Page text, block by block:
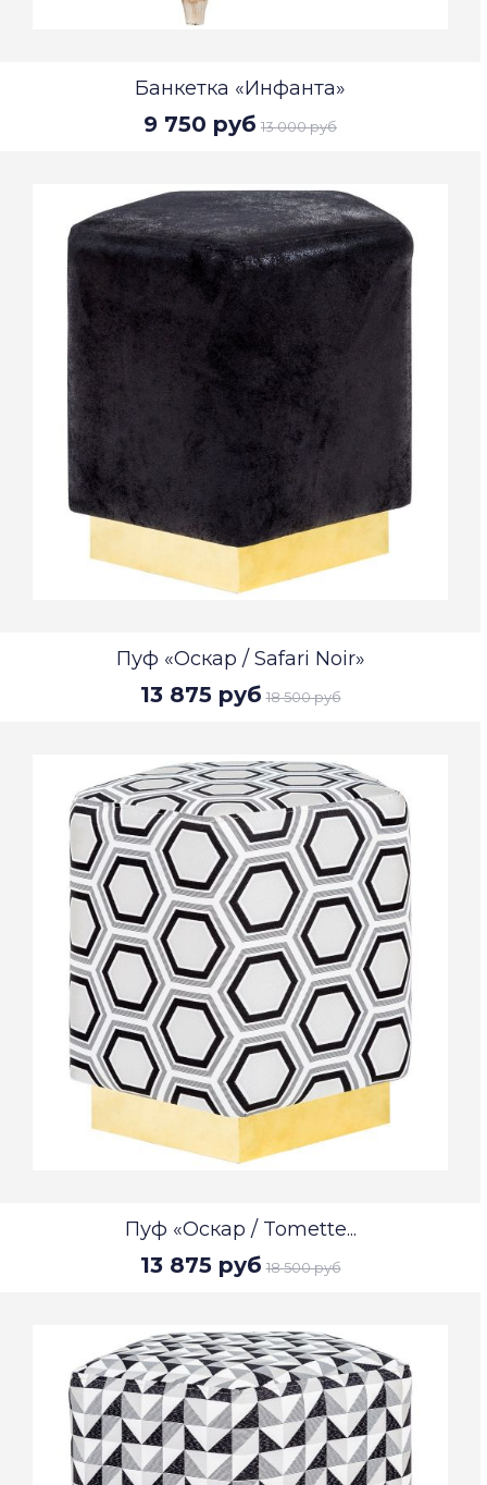
Банкетка «Инфанта»
9 750 руб 13 000 руб
Пуф «Оскар / Safari Noir»
13 875 руб 18 500 руб
Пуф «Оскар / Tomette...
13 875 руб 18 500 руб